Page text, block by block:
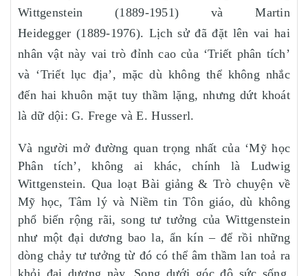
Wittgenstein (1889-1951) và Martin
Heidegger (1889-1976). Lịch sử đã đặt lên vai hai
nhân vật này vai trò đỉnh cao của ‘Triết phân tích’
và ‘Triết lục địa’, mặc dù không thể không nhắc
đến hai khuôn mặt tuy thầm lặng, nhưng dứt khoát
là dữ dội: G. Frege và E. Husserl.
Và người mở đường quan trọng nhất của ‘Mỹ học
Phân tích’, không ai khác, chính là Ludwig
Wittgenstein. Qua loạt Bài giảng & Trò chuyện về
Mỹ học, Tâm lý và Niềm tin Tôn giáo, dù không
phổ biến rộng rãi, song tư tưởng của Wittgenstein
như một đại dương bao la, ẩn kín – để rồi những
dòng chảy tư tưởng từ đó có thể âm thầm lan toả ra